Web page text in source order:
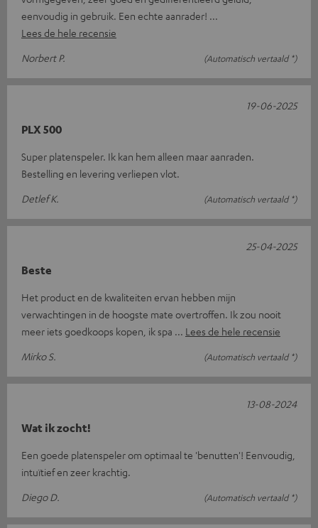
eenvoudig in gebruik. Een echte aanrader!
Lees de hele recensie
Norbert P.
(Automatisch vertaald *)
PLX 500
Super platenspeler. Ik kan hem alleen maar aanraden.
Bestelling en levering verliepen vlot.
Detlef K.
(Automatisch vertaald *)
19-06-2025
Beste
Het product en de kwaliteiten ervan hebben mijn
verwachtingen in de hoogste mate overtroffen. Ik zou nooit
meer iets goedkoops kopen, ik spa
Lees de hele recensie
Mirko S.
(Automatisch vertaald *)
25-04-2025
Wat ik zocht!
Een goede platenspeler om optimaal te 'benutten'! Eenvoudig,
intuïtief en zeer krachtig.
Diego D.
(Automatisch vertaald *)
13-08-2024